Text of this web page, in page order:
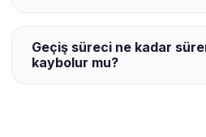
Geçiş süreci ne kadar
kaybolur mu?